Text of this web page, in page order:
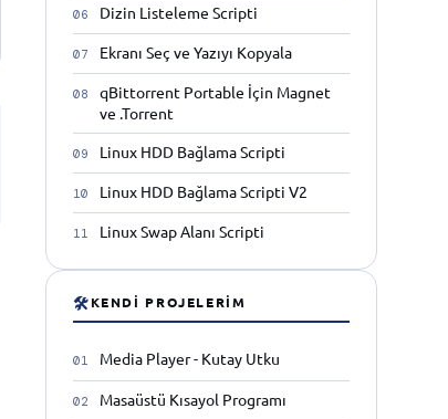
Dizin Listeleme Scripti
Ekranı Seç ve Yazıyı Kopyala
qBittorrent Portable İçin Magnet
ve .Torrent
Linux HDD Bağlama Scripti
Linux HDD Bağlama Scripti V2
Linux Swap Alanı Scripti
🛠KENDI PROJELERIM
Media Player - Kutay Utku
Masaüstü Kısayol Programı